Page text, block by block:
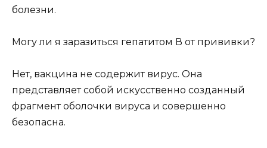
болезни.
Могу ли я заразиться гепатитом В от прививки?
Нет, вакцина не содержит вирус. Она
представляет собой искусственно созданный
фрагмент оболочки вируса и совершенно
безопасна.